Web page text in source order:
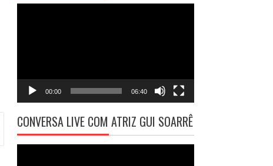
00:00 06:40
CONVERSA LIVE COM ATRIZ GUI SOARRÊ